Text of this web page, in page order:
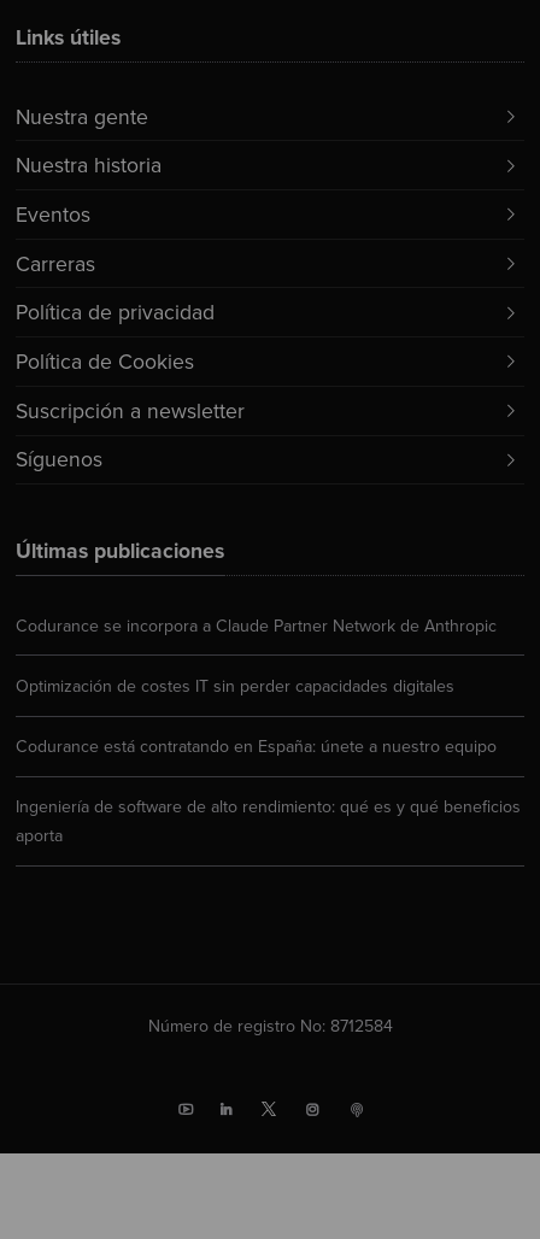
Últimas publicaciones
Codurance se incorpora a Claude Partner Network de Anthropic
Optimización de costes IT sin perder capacidades digitales
Codurance está contratando en España: únete a nuestro equipo
Ingeniería de software de alto rendimiento: qué es y qué beneficios
aporta
Links útiles
Nuestra gente
Nuestra historia
Eventos
Carreras
Política de privacidad
Política de Cookies
Suscripción a newsletter
Síguenos
Número de registro No: 8712584